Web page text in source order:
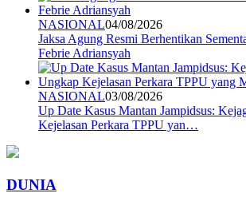
NASIONAL04/08/2026
Jaksa Agung Resmi Berhentikan
Febrie Adriansyah
NASIONAL03/08/2026
Up Date Kasus Mantan Jampidsus:
Kejelasan Perkara TPPU yan…
DUNIA